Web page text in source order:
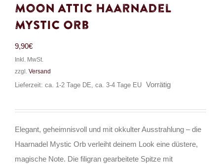
Moon Attic Haarnadel
Mystic Orb
9,90€
Inkl. MwSt.
zzgl. Versand
Lieferzeit: ca. 1-2 Tage DE, ca. 3-4 Tage EU
Vorrätig
Elegant, geheimnisvoll und mit okkulter Ausstrahlung – die
Haarnadel Mystic Orb verleiht deinem Look eine düstere,
magische Note. Die filigran gearbeitete Spitze mit